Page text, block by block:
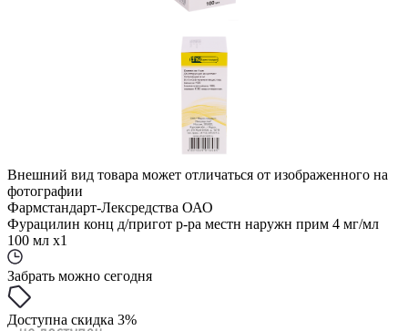
Внешний вид товара может отличаться от изображенного на
фотографии
Фармстандарт-Лексредства ОАО
Фурацилин конц д/пригот р-ра местн наружн прим 4 мг/мл
100 мл x1
Забрать можно сегодня
Доступна скидка 3%